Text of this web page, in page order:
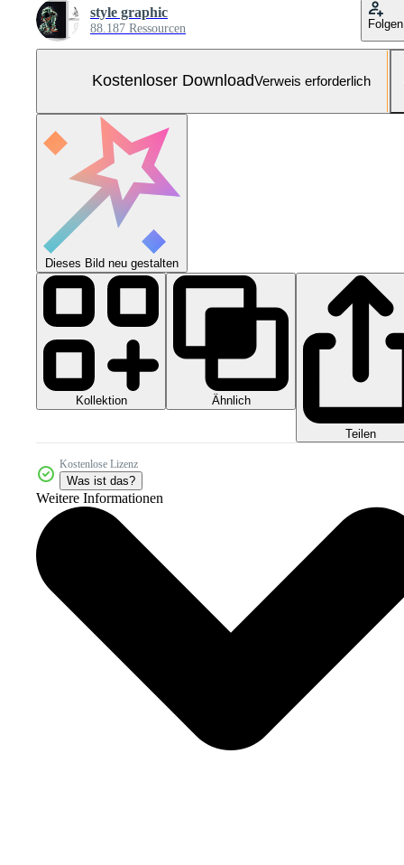
style graphic
88.187 Ressourcen Folgen
Kostenloser DownloadVerweis erforderlich
Dieses Bild neu gestalten
Kollektion Ähnlich
Teilen
Kostenlose Lizenz
Was ist das?
Weitere Informationen